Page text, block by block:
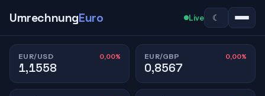
UmrechnungEuro Live ☾
EUR/USD 0,00%
1,1558
EUR/GBP 0,00%
0,8567